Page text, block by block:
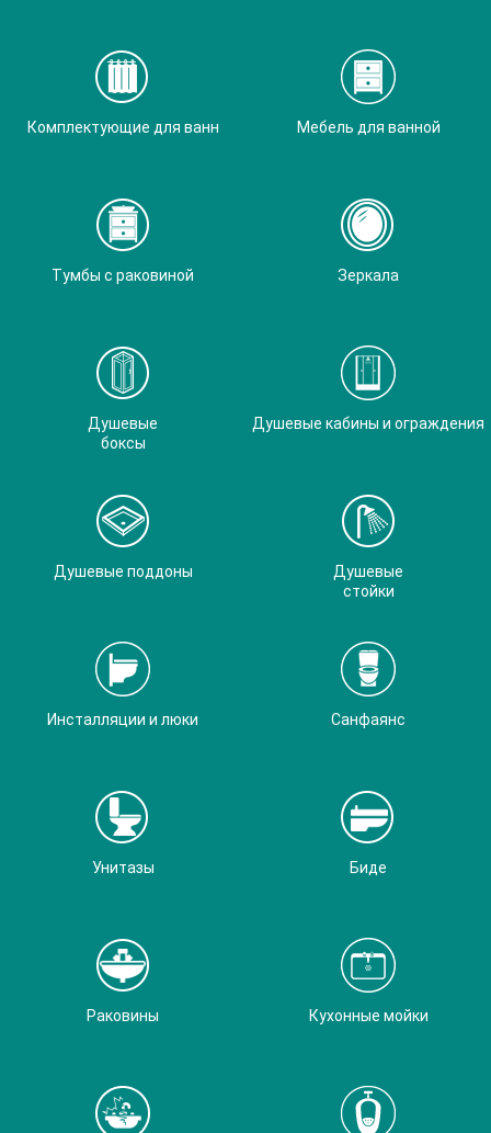
Комплектующие для ванн Мебель для ванной
Тумбы с раковиной Зеркала
Душевые
боксы
Душевые кабины и ограждения
Душевые поддоны
Душевые
стойки
Инсталляции и люки Санфаянс
Унитазы Биде
Раковины Кухонные мойки